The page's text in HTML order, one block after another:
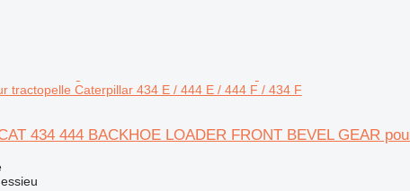
tractopelle Caterpillar 434 E / 444 E / 444 F / 434 F
434 444 BACKHOE LOADER FRONT BEVEL GEAR